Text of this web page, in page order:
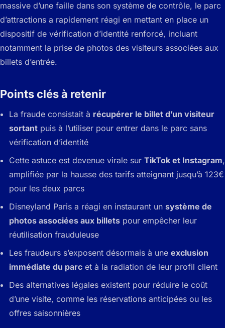
massive d’une faille dans son système de contrôle, le parc
d’attractions a rapidement réagi en mettant en place un
dispositif de vérification d’identité renforcé, incluant
notamment la prise de photos des visiteurs associées aux
billets d’entrée.
Points clés à retenir
La fraude consistait à récupérer le billet d’un visiteur
sortant puis à l’utiliser pour entrer dans le parc sans
vérification d’identité
Cette astuce est devenue virale sur TikTok et Instagram,
amplifiée par la hausse des tarifs atteignant jusqu’à 123€
pour les deux parcs
Disneyland Paris a réagi en instaurant un système de
photos associées aux billets pour empêcher leur
réutilisation frauduleuse
Les fraudeurs s’exposent désormais à une exclusion
immédiate du parc et à la radiation de leur profil client
Des alternatives légales existent pour réduire le coût
d’une visite, comme les réservations anticipées ou les
offres saisonnières